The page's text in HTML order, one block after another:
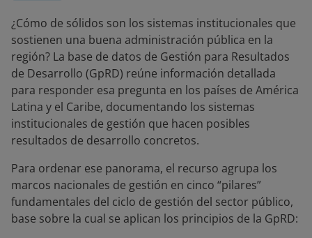
¿Cómo de sólidos son los sistemas institucionales que
sostienen una buena administración pública en la
región? La base de datos de Gestión para Resultados
de Desarrollo (GpRD) reúne información detallada
para responder esa pregunta en los países de América
Latina y el Caribe, documentando los sistemas
institucionales de gestión que hacen posibles
resultados de desarrollo concretos.
Para ordenar ese panorama, el recurso agrupa los
marcos nacionales de gestión en cinco “pilares”
fundamentales del ciclo de gestión del sector público,
base sobre la cual se aplican los principios de la GpRD: